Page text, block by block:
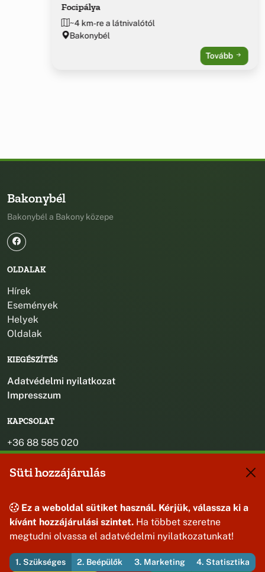
Focipálya
~4 km-re a látnivalótól
Bakonybél
Tovább
Bakonybél
Bakonybél a Bakony közepe
OLDALAK
Hírek
Események
Helyek
Oldalak
KIEGÉSZÍTÉS
Adatvédelmi nyilatkozat
Impresszum
KAPCSOLAT
+36 88 585 020
+36 30 442 8024
titkarsag@bakonybel.hu
8427 Bakonybél, Pápai u. 7.
© 2026 Bakonybél Község Önkormányzata — Minden jog
Süti hozzájárulás
Ez a weboldal sütiket használ. Kérjük, válassza ki a
kívánt hozzájárulási szintet. Ha többet szeretne
megtudni olvassa el adatvédelmi nyilatkozatunkat!
1. Szükséges 2. Beépülők 3. Marketing 4. Statisztika